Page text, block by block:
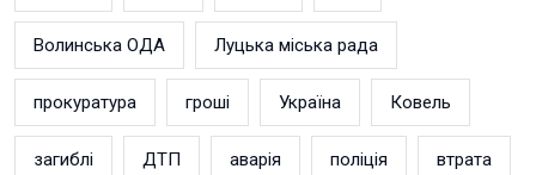
Волинська ОДА Луцька міська рада
прокуратура гроші Україна Ковель
загиблі ДТП аварія поліція втрата